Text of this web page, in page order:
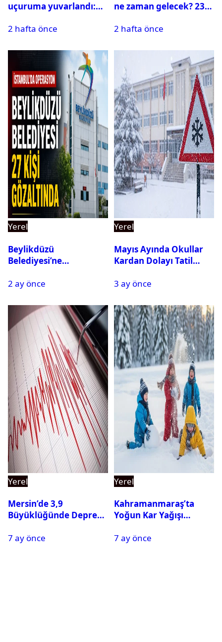
uçuruma yuvarlandı:
var
2 hafta önce
ne zaman gelecek? 23
su kesintisi sorgulama
2 hafta önce
Yerel
Beylikdüzü
Belediyesi’ne
Gözaltına Alındı
2 ay önce
Yerel
Mayıs Ayında Okullar
Kardan Dolayı Tatil
3 ay önce
Yerel
Mersin’de 3,9
Büyüklüğünde Deprem
7 ay önce
Yerel
Kahramanmaraş’ta
Yoğun Kar Yağışı
Tatil
7 ay önce